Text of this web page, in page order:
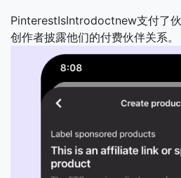
PinterestIsIntrodoctnew支付了
创作者披露他们的付费伙伴关系。